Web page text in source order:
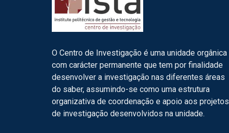
O Centro de Investigação é uma unidade orgânica
com carácter permanente que tem por finalidade
desenvolver a investigação nas diferentes áreas
do saber, assumindo-se como uma estrutura
organizativa de coordenação e apoio aos projetos
de investigação desenvolvidos na unidade.